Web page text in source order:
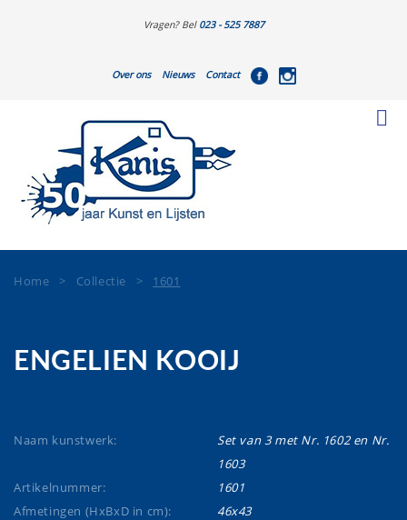
Vragen? Bel 023 - 525 7887
Over ons Nieuws Contact
Home > Collectie > 1601
ENGELIEN KOOIJ
Naam kunstwerk:
Set van 3 met Nr. 1602 en Nr.
1603
Artikelnummer:
1601
Afmetingen (HxBxD in cm):
46x43